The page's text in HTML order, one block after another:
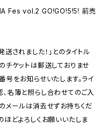
Fes vol.2 GO!GO!5!5! 前売
されました！」とのタイトル
チケットは郵送しておりませ
をお知らせいたします。ライ
名簿と照らし合わせてのご入
メールは消去せずお持ちくだ
ほどよろしくお願いいたしま